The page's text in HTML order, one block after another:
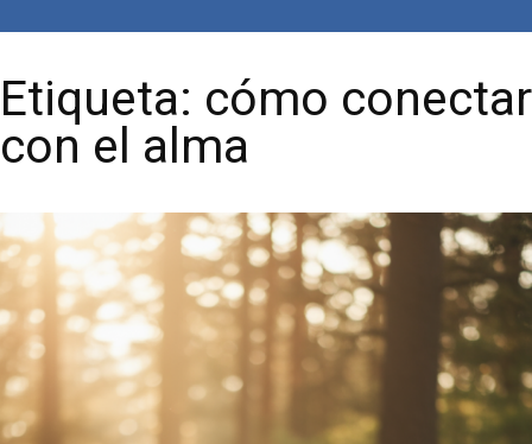
Etiqueta: cómo conectar
con el alma